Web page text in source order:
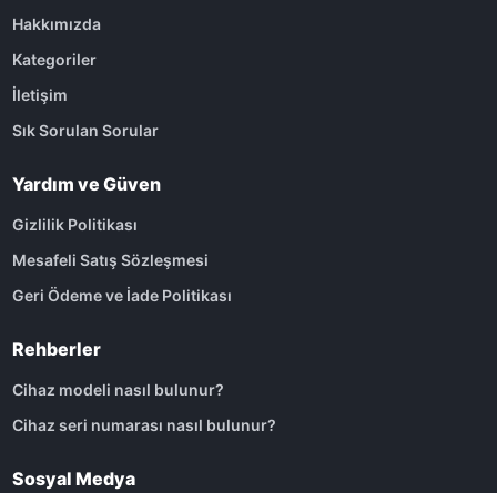
Hakkımızda
Kategoriler
İletişim
Sık Sorulan Sorular
Yardım ve Güven
Gizlilik Politikası
Mesafeli Satış Sözleşmesi
Geri Ödeme ve İade Politikası
Rehberler
Cihaz modeli nasıl bulunur?
Cihaz seri numarası nasıl bulunur?
Sosyal Medya